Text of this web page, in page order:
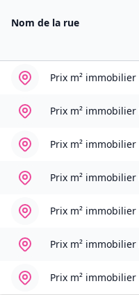
Nom de la rue
Prix m² immobilier
Prix m² immobilier
Prix m² immobilier
Prix m² immobilier
Prix m² immobilier
Prix m² immobilier
Prix m² immobilier